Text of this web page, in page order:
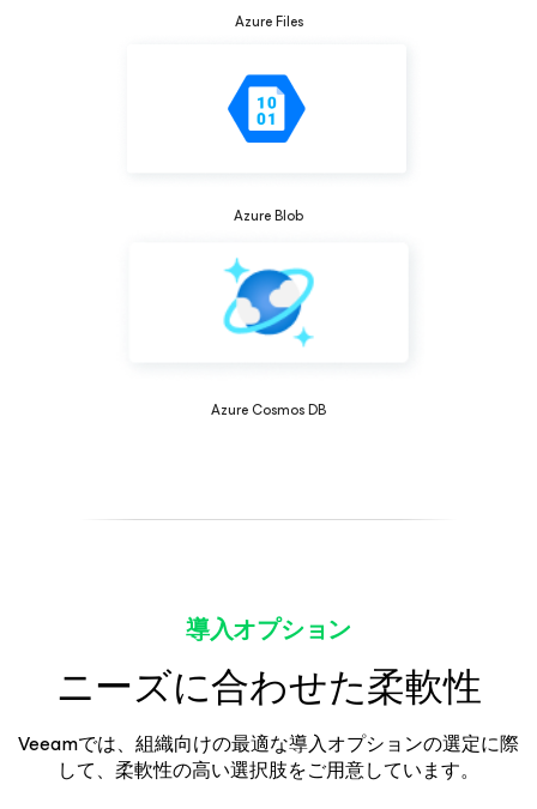
Azure Files
Azure Blob
Azure Cosmos DB
導入オプション
ニーズに合わせた柔軟性
Veeamでは、組織向けの最適な導入オプションの選定に際
して、柔軟性の高い選択肢をご用意しています。